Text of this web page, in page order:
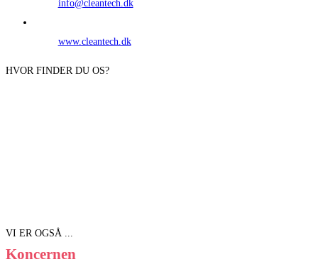
info@cleantech.dk
www.cleantech.dk
HVOR FINDER DU OS?
VI ER OGSÅ ...
Koncernen